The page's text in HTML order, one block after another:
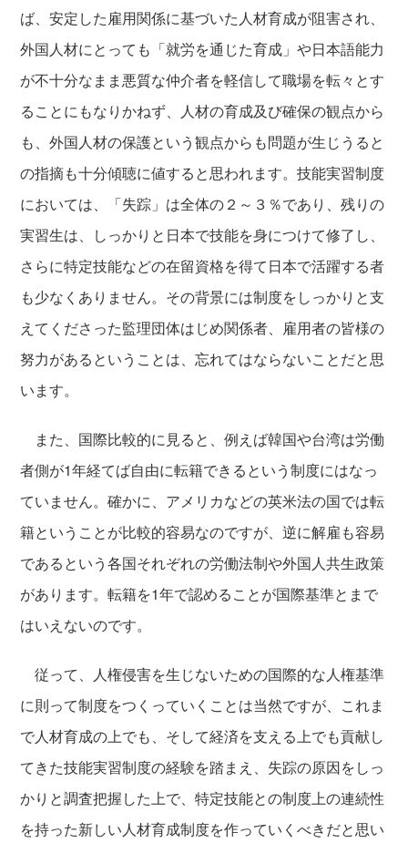
ば、安定した雇用関係に基づいた人材育成が阻害され、
外国人材にとっても「就労を通じた育成」や日本語能力
が不十分なまま悪質な仲介者を軽信して職場を転々とす
ることにもなりかねず、人材の育成及び確保の観点から
も、外国人材の保護という観点からも問題が生じうると
の指摘も十分傾聴に値すると思われます。技能実習制度
においては、「失踪」は全体の２～３％であり、残りの
実習生は、しっかりと日本で技能を身につけて修了し、
さらに特定技能などの在留資格を得て日本で活躍する者
も少なくありません。その背景には制度をしっかりと支
えてくださった監理団体はじめ関係者、雇用者の皆様の
努力があるということは、忘れてはならないことだと思
います。
また、国際比較的に見ると、例えば韓国や台湾は労働
者側が1年経てば自由に転籍できるという制度にはなっ
ていません。確かに、アメリカなどの英米法の国では転
籍ということが比較的容易なのですが、逆に解雇も容易
であるという各国それぞれの労働法制や外国人共生政策
があります。転籍を1年で認めることが国際基準とまで
はいえないのです。
従って、人権侵害を生じないための国際的な人権基準
に則って制度をつくっていくことは当然ですが、これま
で人材育成の上でも、そして経済を支える上でも貢献し
てきた技能実習制度の経験を踏まえ、失踪の原因をしっ
かりと調査把握した上で、特定技能との制度上の連続性
を持った新しい人材育成制度を作っていくべきだと思い